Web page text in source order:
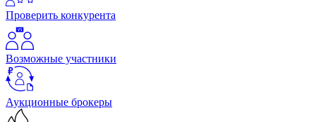
Проверить конкурента
Возможные участники
Аукционные брокеры